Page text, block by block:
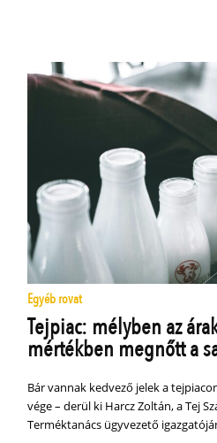
Egyéb rovat
Tejpiac: mélyben az
mértékben megnőtt a
Bár vannak kedvező jelek a
vége – derül ki Harcz Zoltán, a Tej
Terméktanács ügyvezető